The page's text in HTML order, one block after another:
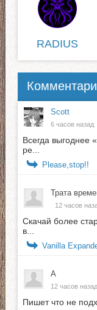
RADIUS
Scott
6 часов назад
Всегда выгоднее
ре...
Please,stop!!
Трата
12 часов
Скачай более
в...
Vanilla
А
12 часов назад
Пишет что не